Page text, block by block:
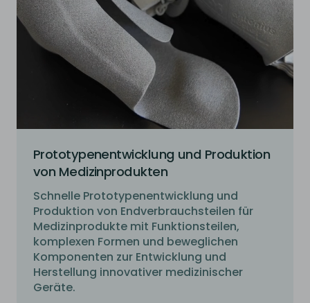
Prototypenentwicklung und Produktion
von Medizinprodukten
Schnelle Prototypenentwicklung und
Produktion von Endverbrauchsteilen für
Medizinprodukte mit Funktionsteilen,
komplexen Formen und beweglichen
Komponenten zur Entwicklung und
Herstellung innovativer medizinischer
Geräte.